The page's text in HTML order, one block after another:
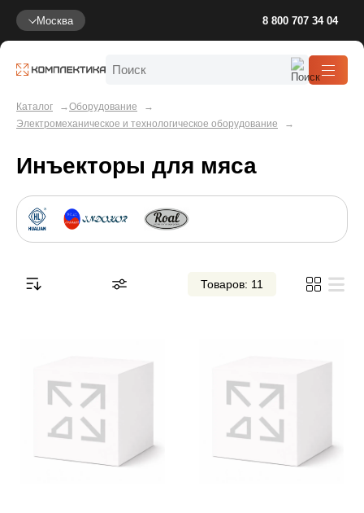
Москва 8 800 707 34 04
Каталог
Оборудование
Электромеханическое и технологическое оборудование
Инъекторы для мяса
Товаров: 11